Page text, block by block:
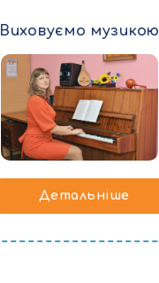
Виховуємо музикою
Детальніше